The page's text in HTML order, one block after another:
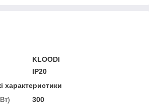
KLOODI
IP20
характеристики
300